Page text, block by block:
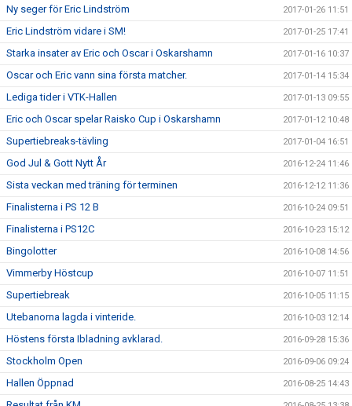
Ny seger för Eric Lindström 2017-01-26 11:51
Eric Lindström vidare i SM! 2017-01-25 17:41
Starka insater av Eric och Oscar i Oskarshamn 2017-01-16 10:37
Oscar och Eric vann sina första matcher. 2017-01-14 15:34
Lediga tider i VTK-Hallen 2017-01-13 09:55
Eric och Oscar spelar Raisko Cup i Oskarshamn 2017-01-12 10:48
Supertiebreaks-tävling 2017-01-04 16:51
God Jul & Gott Nytt År 2016-12-24 11:46
Sista veckan med träning för terminen 2016-12-12 11:36
Finalisterna i PS 12 B 2016-10-24 09:51
Finalisterna i PS12C 2016-10-23 15:12
Bingolotter 2016-10-08 14:56
Vimmerby Höstcup 2016-10-07 11:51
Supertiebreak 2016-10-05 11:15
Utebanorna lagda i vinteride. 2016-10-03 12:14
Höstens första Ibladning avklarad. 2016-09-28 15:36
Stockholm Open 2016-09-06 09:24
Hallen Öppnad 2016-08-25 14:43